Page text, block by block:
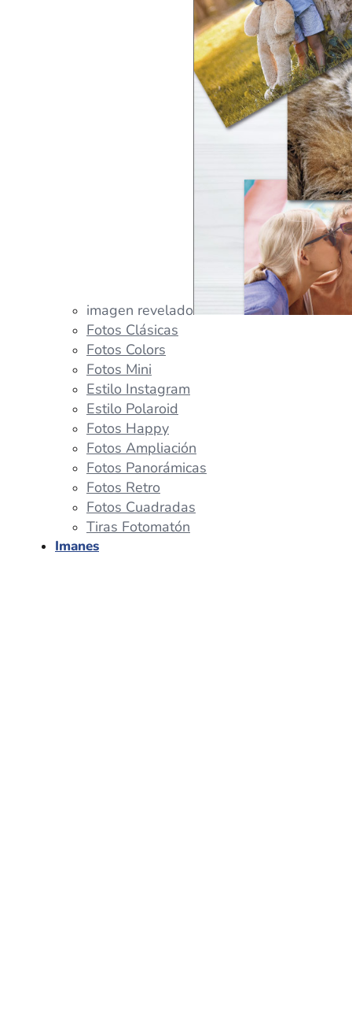
imagen revelado
Fotos Clásicas
Fotos Colors
Fotos Mini
Estilo Instagram
Estilo Polaroid
Fotos Happy
Fotos Ampliación
Fotos Panorámicas
Fotos Retro
Fotos Cuadradas
Tiras Fotomatón
Imanes